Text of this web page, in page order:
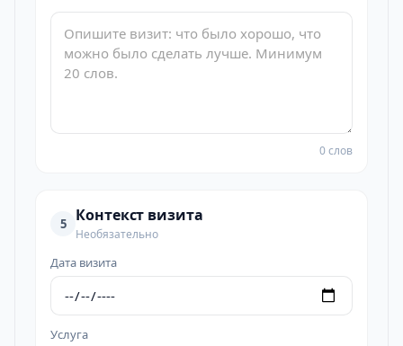
0 слов
5 Контекст визита
Необязательно
Дата визита
Услуга